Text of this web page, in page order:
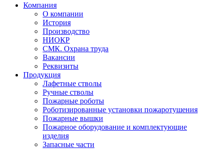
Компания
О компании
История
Производство
НИОКР
СМК. Охрана труда
Вакансии
Реквизиты
Продукция
Лафетные стволы
Ручные стволы
Пожарные роботы
Роботизированные установки пожаротушения
Пожарные вышки
Пожарное оборудование и комплектующие
изделия
Запасные части